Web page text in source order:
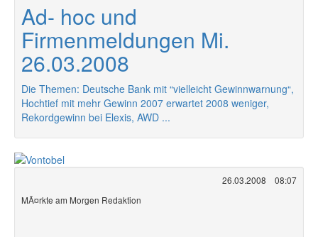
Ad- hoc und
Firmenmeldungen Mi.
26.03.2008
Die Themen: Deutsche Bank mit “vielleicht Gewinnwarnung“,
Hochtief mit mehr Gewinn 2007 erwartet 2008 weniger,
Rekordgewinn bei Elexis, AWD ...
26.03.2008
08:07
MÃ¤rkte am Morgen Redaktion